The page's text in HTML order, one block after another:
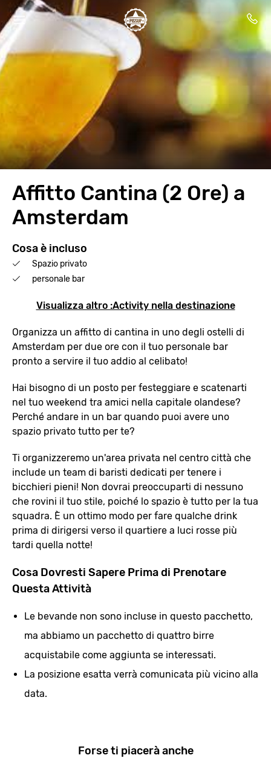
Affitto Cantina (2 Ore) a
Amsterdam
Cosa è incluso
Spazio privato
personale bar
Visualizza altro :Activity nella destinazione
Organizza un affitto di cantina in uno degli ostelli di
Amsterdam per due ore con il tuo personale bar
pronto a servire il tuo addio al celibato!
Hai bisogno di un posto per festeggiare e scatenarti
nel tuo weekend tra amici nella capitale olandese?
Perché andare in un bar quando puoi avere uno
spazio privato tutto per te?
Ti organizzeremo un'area privata nel centro città che
include un team di baristi dedicati per tenere i
bicchieri pieni! Non dovrai preoccuparti di nessuno
che rovini il tuo stile, poiché lo spazio è tutto per la tua
squadra. È un ottimo modo per fare qualche drink
prima di dirigersi verso il quartiere a luci rosse più
tardi quella notte!
Cosa Dovresti Sapere Prima di Prenotare
Questa Attività
Le bevande non sono incluse in questo pacchetto,
ma abbiamo un pacchetto di quattro birre
acquistabile come aggiunta se interessati.
La posizione esatta verrà comunicata più vicino alla
data.
Forse ti piacerà anche